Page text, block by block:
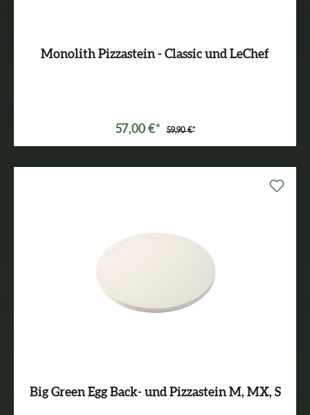
Monolith Pizzastein - Classic und LeChef
57,00 €* 59,90 €*
Big Green Egg Back- und Pizzastein M, MX, S